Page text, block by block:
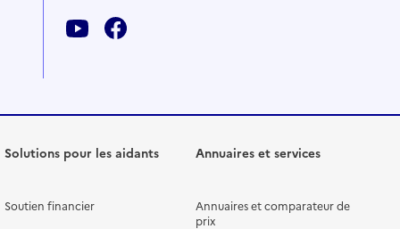
Solutions pour les aidants
Soutien financier
Annuaires et services
Annuaires et comparateur de
prix